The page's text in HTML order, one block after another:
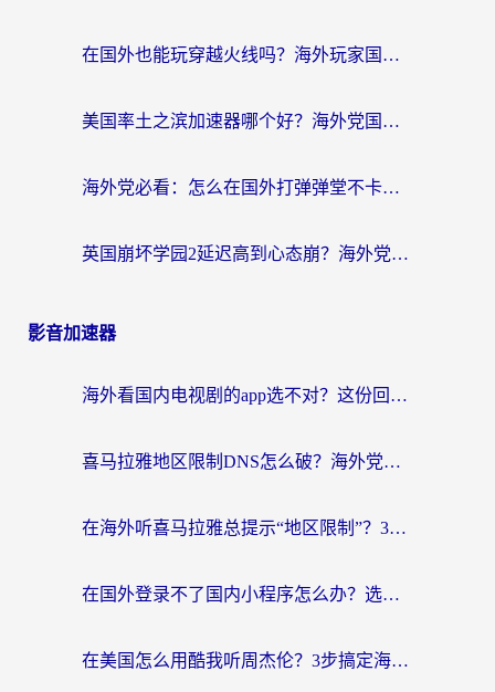
在国外也能玩穿越火线吗？海外玩家国服游戏畅玩终极指南
美国率土之滨加速器哪个好？海外党国服游戏畅玩终极指南（附多游戏解决方案）
海外党必看：怎么在国外打弹弹堂不卡？番茄加速器亲测指南
英国崩坏学园2延迟高到心态崩？海外党国服游戏加速终极指南
影音加速器
海外看国内电视剧的app选不对？这份回国加速器避坑指南帮你流畅追剧
喜马拉雅地区限制DNS怎么破？海外党听国内音乐听书的终极解决方案
在海外听喜马拉雅总提示“地区限制”？3步轻松解除+听国内音乐全攻略
在国外登录不了国内小程序怎么办？选对回国加速器，轻松解锁国内资源
在美国怎么用酷我听周杰伦？3步搞定海外听歌难题